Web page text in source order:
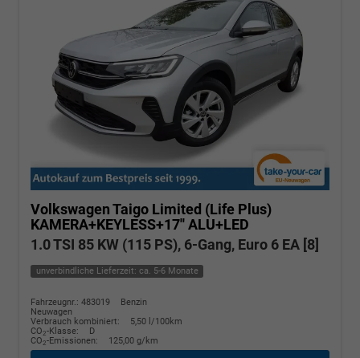
Volkswagen Taigo Limited (Life Plus)
KAMERA+KEYLESS+17'' ALU+LED
1.0 TSI 85 KW (115 PS), 6-Gang, Euro 6 EA [8]
unverbindliche Lieferzeit: ca. 5-6 Monate
Fahrzeugnr.: 483019
Benzin
Neuwagen
Verbrauch kombiniert:
5,50 l/100km
CO2-Klasse:
D
CO2-Emissionen: 125,00 g/km